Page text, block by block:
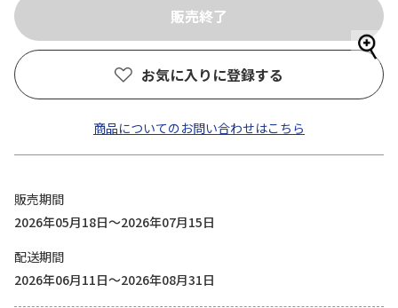
お気に入りに登録する
商品についてのお問い合わせはこちら
販売期間
2026年05月18日～2026年07月15日
配送期間
2026年06月11日～2026年08月31日